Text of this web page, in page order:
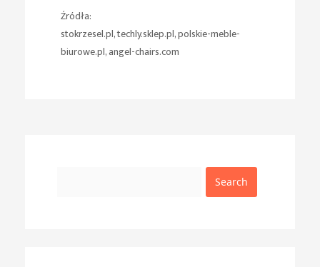
Źródła:
stokrzesel.pl, techly.sklep.pl, polskie-meble-
biurowe.pl, angel-chairs.com